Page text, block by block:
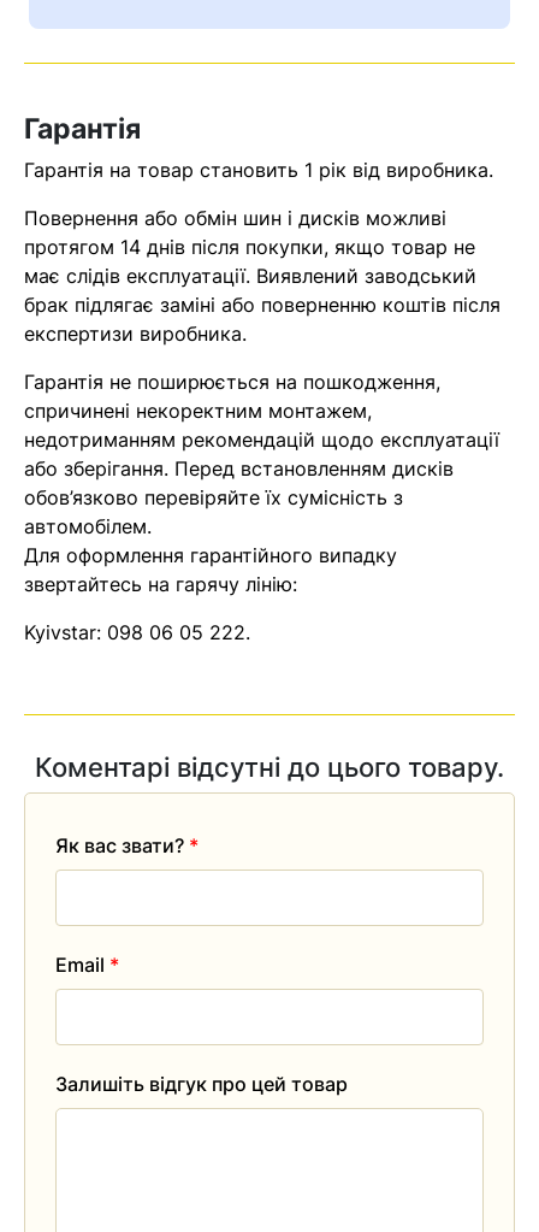
Помилка:
знайдена.
Гарантія
Гарантія на товар становить 1 рік від виробника.
Повернення або обмін шин і дисків можливі
протягом 14 днів після покупки, якщо товар не
має слідів експлуатації. Виявлений заводський
брак підлягає заміні або поверненню коштів після
експертизи виробника.
Гарантія не поширюється на пошкодження,
спричинені некоректним монтажем,
недотриманням рекомендацій щодо експлуатації
або зберігання. Перед встановленням дисків
обов’язково перевіряйте їх сумісність з
автомобілем.
Для оформлення гарантійного випадку
звертайтесь на гарячу лінію:
Kyivstar: 098 06 05 222.
Коментарі відсутні до цього товару.
Залишіть відгук про цей товар
Як вас звати? *
Email *